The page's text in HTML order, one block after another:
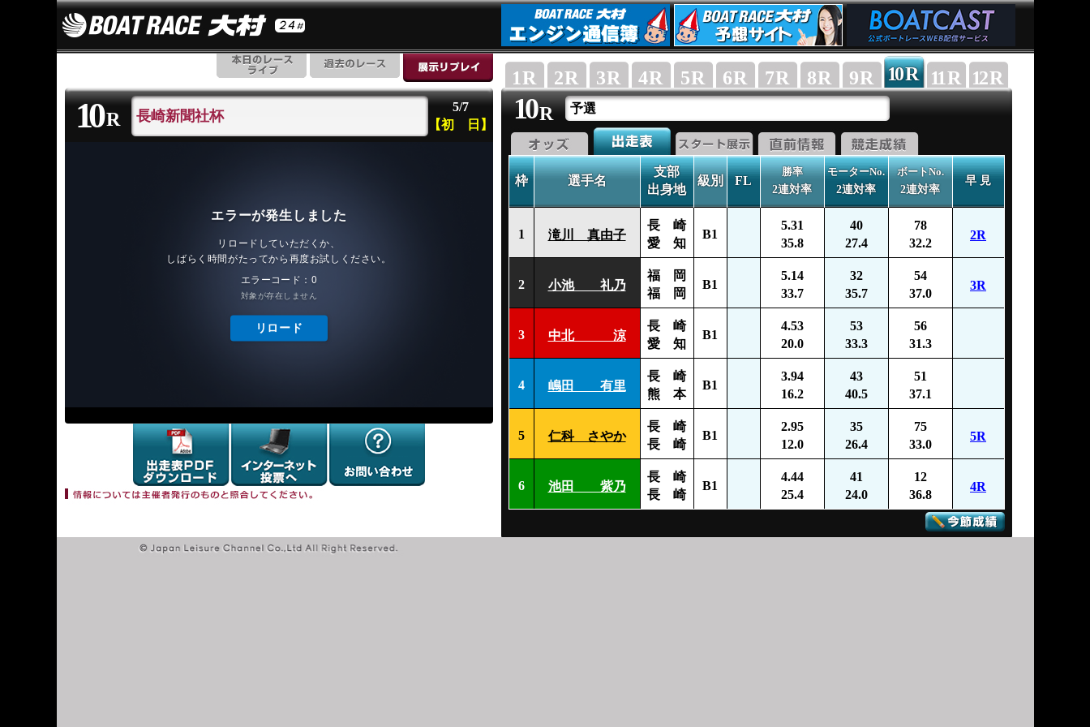
10 R 長崎新聞社杯
5/7
【初 日】
1R 2R 3R 4R 5R 6R 7R 8R 9R 10R 11R 12R
10R 予選
枠 選手名
支部
出身地
級別 FL
勝率
2連対率
モーターNo.
2連対率
ボートNo.
2連対率
早 見
1 滝川 真由子
長 崎
愛 知
B1
5.31
35.8
40
27.4
78
32.2
2R
2 小池 礼乃
福 岡
福 岡
B1
5.14
33.7
32
35.7
54
37.0
3R
3 中北 涼
長 崎
愛 知
B1
4.53
20.0
53
33.3
56
31.3
4 嶋田 有里
長 崎
熊 本
B1
3.94
16.2
43
40.5
51
37.1
5 仁科 さやか
長 崎
長 崎
B1
2.95
12.0
35
26.4
75
33.0
5R
6 池田 紫乃
長 崎
長 崎
B1
4.44
25.4
41
24.0
12
36.8
4R